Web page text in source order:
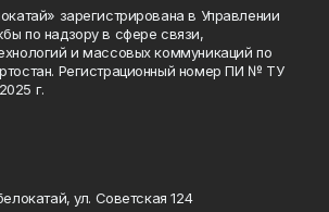
зарегистрирована в Управлении
по надзору в сфере связи,
и массовых коммуникаций по
Регистрационный номер ПИ № ТУ
г.
ул. Советская 124